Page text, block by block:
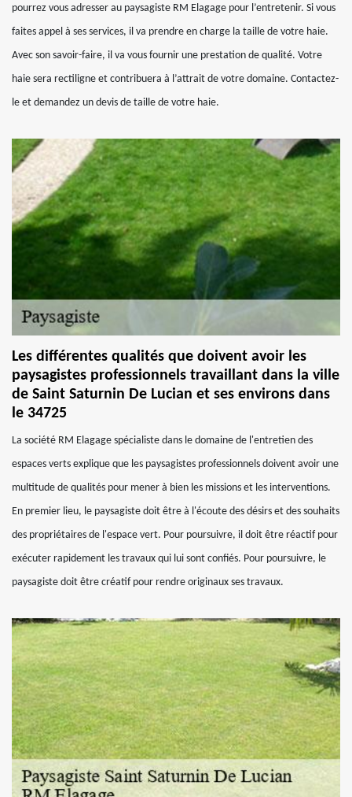
pourrez vous adresser au paysagiste RM Elagage pour l’entretenir. Si vous
faites appel à ses services, il va prendre en charge la taille de votre haie.
Avec son savoir-faire, il va vous fournir une prestation de qualité. Votre
haie sera rectiligne et contribuera à l’attrait de votre domaine. Contactez-
le et demandez un devis de taille de votre haie.
Les différentes qualités que doivent avoir les
paysagistes professionnels travaillant dans la ville
de Saint Saturnin De Lucian et ses environs dans
le 34725
La société RM Elagage spécialiste dans le domaine de l'entretien des
espaces verts explique que les paysagistes professionnels doivent avoir une
multitude de qualités pour mener à bien les missions et les interventions.
En premier lieu, le paysagiste doit être à l'écoute des désirs et des souhaits
des propriétaires de l'espace vert. Pour poursuivre, il doit être réactif pour
exécuter rapidement les travaux qui lui sont confiés. Pour poursuivre, le
paysagiste doit être créatif pour rendre originaux ses travaux.